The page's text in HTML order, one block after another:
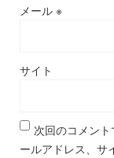
メール ※
サイト
次回のコメン
ールアドレス、サ